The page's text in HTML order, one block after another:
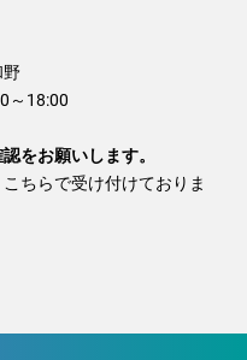
野
～18:00
をお願いします。
ちらで受け付けておりま